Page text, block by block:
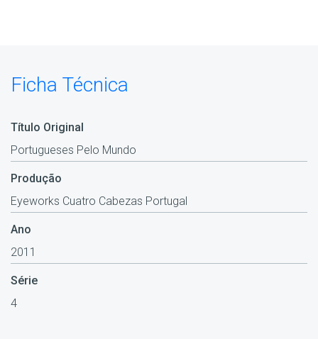
Ficha Técnica
Título Original
Portugueses Pelo Mundo
Produção
Eyeworks Cuatro Cabezas Portugal
Ano
2011
Série
4